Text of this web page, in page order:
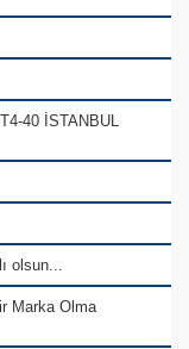
40 İSTANBUL
olsun...
Marka Olma